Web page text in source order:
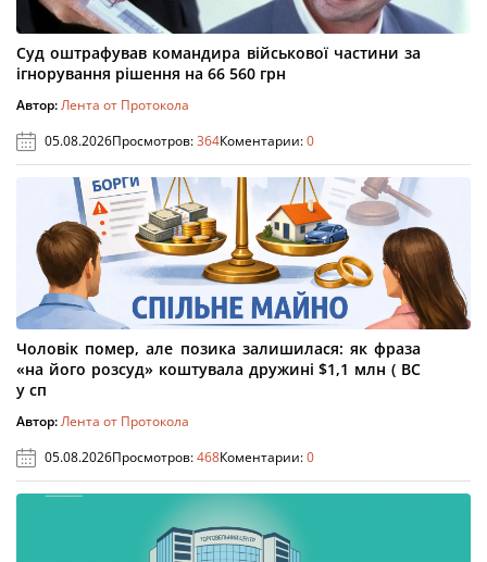
Суд оштрафував командира військової частини за
ігнорування рішення на 66 560 грн
Автор:Лента от Протокола
05.08.2026Просмотров:364Коментарии:0
Чоловік помер, але позика залишилася: як фраза
«на його розсуд» коштувала дружині $1,1 млн ( ВС
у сп
Автор:Лента от Протокола
05.08.2026Просмотров:468Коментарии:0